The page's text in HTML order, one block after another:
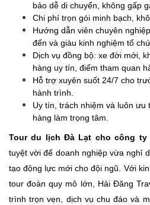
bảo dễ di chuyển, không gấp
Chi phí trọn gói minh bạch,
Hướng dẫn viên chuyên
đến và giàu kinh nghiệm tổ
Dịch vụ đồng bộ: xe đời mới,
hàng uy tín, điểm tham quan
Hỗ trợ xuyên suốt 24/7 cho
hành trình.
Uy tín, trách nhiệm và luôn ưu
hàng làm trọng tâm.
Tour du lịch Đà Lạt cho công ty
tuyệt vời để doanh nghiệp vừa nghỉ
tạo động lực mới cho đội ngũ. Với
tour đoàn quy mô lớn, Hải Đăng
trình trọn vẹn, dịch vụ chu đáo và